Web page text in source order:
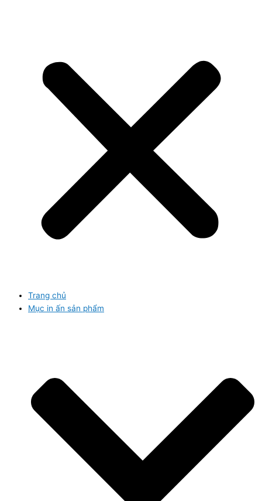
Trang chủ
Mục in ấn sản phẩm